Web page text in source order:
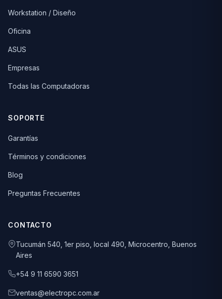
Workstation / Diseño
Oficina
ASUS
Empresas
Todas las Computadoras
SOPORTE
Garantías
Términos y condiciones
Blog
Preguntas Frecuentes
CONTACTO
Tucumán 540, 1er piso, local 490, Microcentro, Buenos
Aires
+54 9 11 6590 3651
ventas@electropc.com.ar